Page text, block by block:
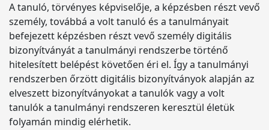
A tanuló, törvényes képviselője, a képzésben részt vevő
személy, továbbá a volt tanuló és a tanulmányait
befejezett képzésben részt vevő személy digitális
bizonyítványát a tanulmányi rendszerbe történő
hitelesített belépést követően éri el. Így a tanulmányi
rendszerben őrzött digitális bizonyítványok alapján az
elveszett bizonyítványokat a tanulók vagy a volt
tanulók a tanulmányi rendszeren keresztül életük
folyamán mindig elérhetik.